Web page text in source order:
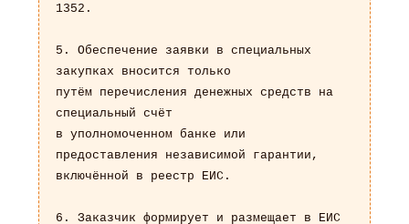
1352.
5. Обеспечение заявки в специальных
закупках вносится только
путём перечисления денежных средств на
специальный счёт
в уполномоченном банке или
предоставления независимой гарантии,
включённой в реестр ЕИС.
6. Заказчик формирует и размещает в ЕИС